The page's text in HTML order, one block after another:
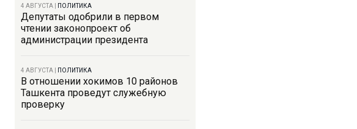
4 АВГУСТА ПОЛИТИКА
Депутаты одобрили в первом
чтении законопроект об
администрации президента
4 АВГУСТА ПОЛИТИКА
В отношении хокимов 10 районов
Ташкента проведут служебную
проверку